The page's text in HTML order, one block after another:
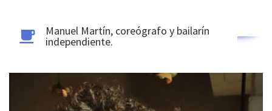
Manuel Martín, coreógrafo y bailarín
independiente.